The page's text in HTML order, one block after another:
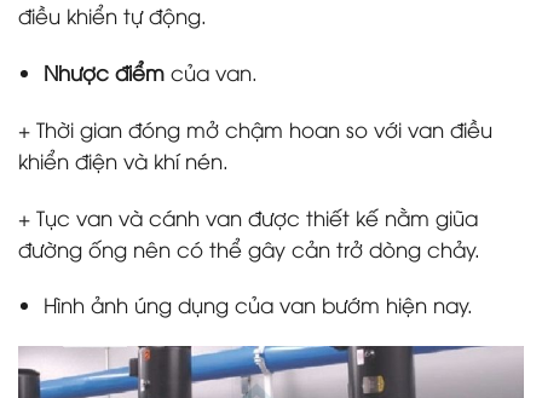
điều khiển tự động.
Nhược điểmcủa van.
+ Thời gian đóng mở chậm hoan so với van điều
khiển điện và khí nén.
+ Tục van và cánh van được thiết kế nằm giũa
đường ống nên có thể gây cản trở dòng chảy.
Hình ảnh úng dụng của van bướm hiện nay.